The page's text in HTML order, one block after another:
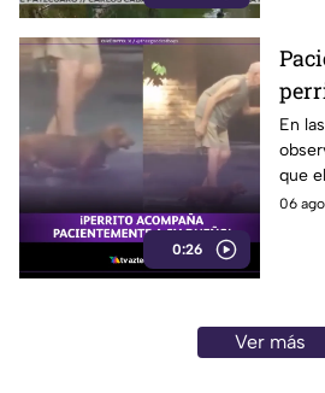
0:26
en
En
que
junto
06
Ver más